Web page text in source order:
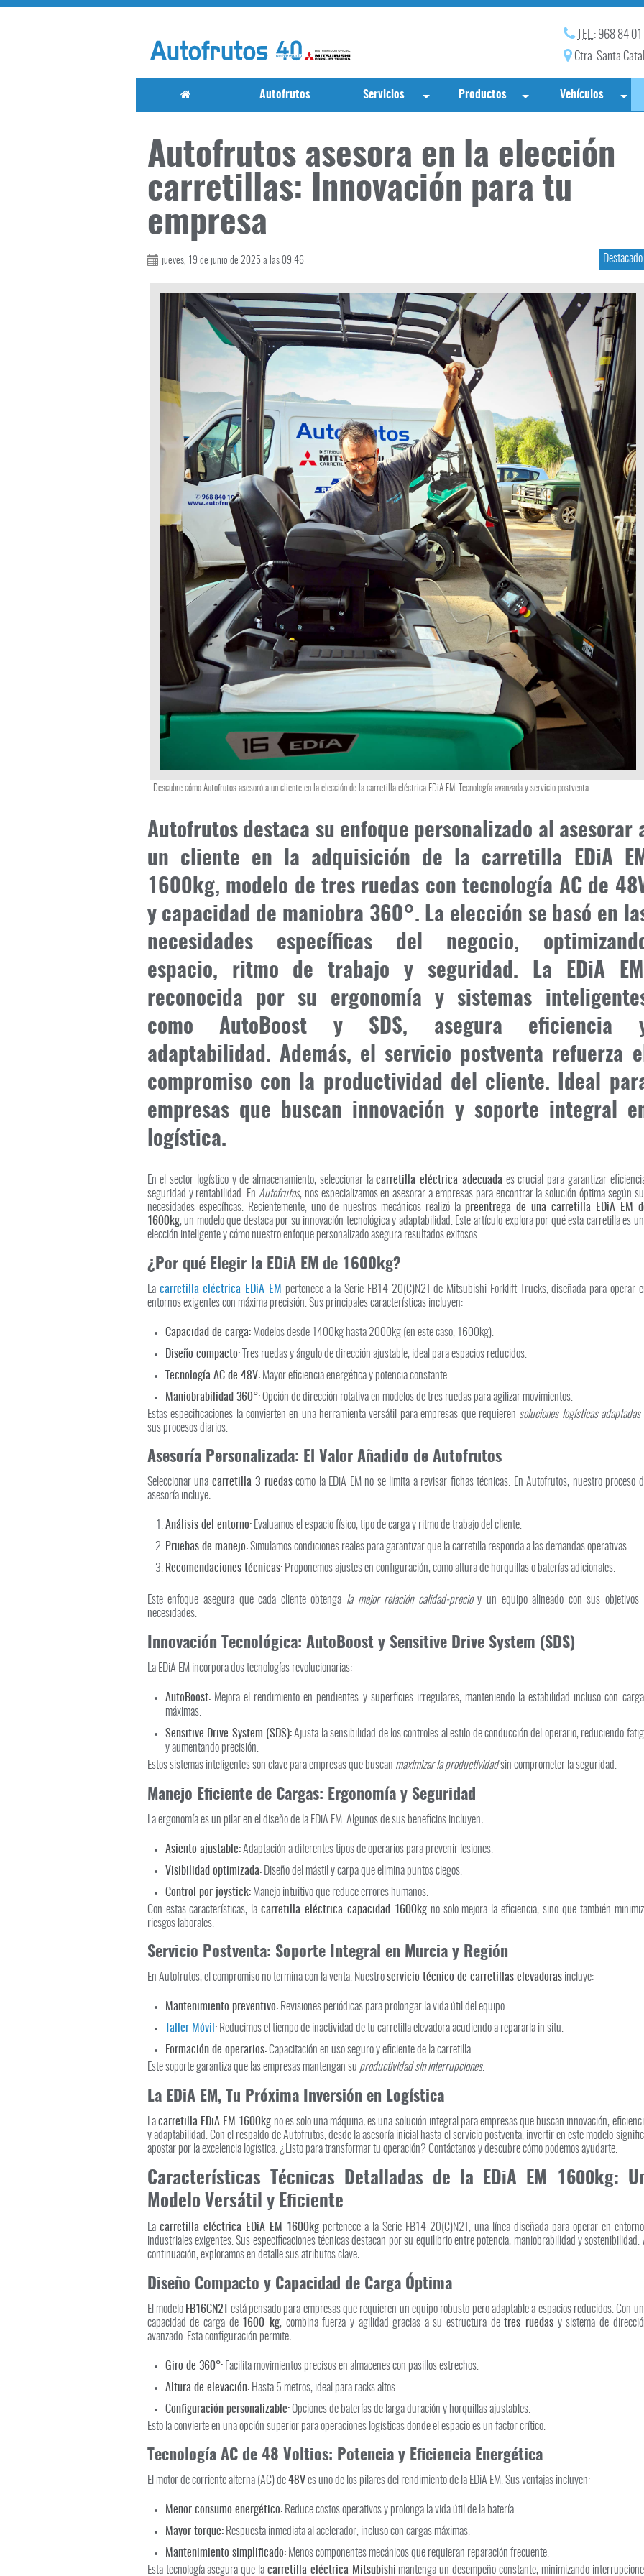
TEL. : 968 84 01
Ctra. Santa
Autofrutos Servicios Productos Vehículos
Autofrutos asesora en la elección
carretillas: Innovación para tu
empresa
Destacado
jueves, 19 de junio de 2025 a las 09:46
Descubre cómo Autofrutos asesoró a un cliente en la elección de la carretilla eléctrica EDiA EM. Tecnología avanzada y servicio postventa.
Autofrutos destaca su enfoque personalizado al asesorar
un cliente en la adquisición de la carretilla EDiA
1600kg, modelo de tres ruedas con tecnología AC de
y capacidad de maniobra 360°. La elección se basó en
necesidades específicas del negocio,
espacio, ritmo de trabajo y seguridad. La EDiA
reconocida por su ergonomía y sistemas
como AutoBoost y SDS, asegura eficiencia
adaptabilidad. Además, el servicio postventa refuerza el
compromiso con la productividad del cliente. Ideal
empresas que buscan innovación y soporte integral
logística.
En el sector logístico y de almacenamiento, seleccionar lacarretilla eléctrica adecuada es crucial para garantizar
seguridad y rentabilidad. En Autofrutos, nos especializamos en asesorar a empresas para encontrar la solución óptima según
necesidades específicas. Recientemente, uno de nuestros mecánicos realizó la preentrega de una carretilla EDiA EM
1600kg, un modelo que destaca por su innovación tecnológica y adaptabilidad. Este artículo explora por qué esta carretilla es
elección inteligente y cómo nuestro enfoque personalizado asegura resultados exitosos.
¿Por qué Elegir la EDiA EM de 1600kg?
La carretilla eléctrica EDiA EM pertenece a la Serie FB14-20(C)N2T de Mitsubishi Forklift Trucks, diseñada para operar
entornos exigentes con máxima precisión. Sus principales características incluyen:
Capacidad de carga:Modelos desde 1400kg hasta 2000kg (en este caso, 1600kg).
Diseño compacto:Tres ruedas y ángulo de dirección ajustable, ideal para espacios reducidos.
Tecnología AC de 48V:Mayor eficiencia energética y potencia constante.
Maniobrabilidad 360°:Opción de dirección rotativa en modelos de tres ruedas para agilizar movimientos.
Estas especificaciones la convierten en una herramienta versátil para empresas que requieren soluciones logísticas adaptadas
sus procesos diarios.
Asesoría Personalizada: El Valor Añadido de Autofrutos
Seleccionar una carretilla 3 ruedascomo la EDiA EM no se limita a revisar fichas técnicas. En Autofrutos, nuestro proceso
asesoría incluye:
Análisis del entorno:Evaluamos el espacio físico, tipo de carga y ritmo de trabajo del cliente.
Pruebas de manejo:Simulamos condiciones reales para garantizar que la carretilla responda a las demandas operativas.
Recomendaciones técnicas:Proponemos ajustes en configuración, como altura de horquillas o baterías adicionales.
Este enfoque asegura que cada cliente obtenga la mejor relación calidad-precioy un equipo alineado con sus objetivos
necesidades.
Innovación Tecnológica: AutoBoost y Sensitive Drive System (SDS)
La EDiA EM incorpora dos tecnologías revolucionarias:
AutoBoost:Mejora el rendimiento en pendientes y superficies irregulares, manteniendo la estabilidad incluso con
máximas.
Sensitive Drive System (SDS):Ajusta la sensibilidad de los controles al estilo de conducción del operario, reduciendo
y aumentando precisión.
Estos sistemas inteligentes son clave para empresas que buscan maximizar la productividadsin comprometer la seguridad.
Manejo Eficiente de Cargas: Ergonomía y Seguridad
La ergonomía es un pilar en el diseño de la EDiA EM. Algunos de sus beneficios incluyen:
Asiento ajustable:Adaptación a diferentes tipos de operarios para prevenir lesiones.
Visibilidad optimizada:Diseño del mástil y carpa que elimina puntos ciegos.
Control por joystick:Manejo intuitivo que reduce errores humanos.
Con estas características, lacarretilla eléctrica capacidad 1600kgno solo mejora la eficiencia, sino que también
riesgos laborales.
Servicio Postventa: Soporte Integral en Murcia y Región
En Autofrutos, el compromiso no termina con la venta. Nuestroservicio técnico de carretillas elevadorasincluye:
Mantenimiento preventivo:Revisiones periódicas para prolongar la vida útil del equipo.
Taller Móvil :Reducimos el tiempo de inactividad de tu carretilla elevadora acudiendo a repararla in situ.
Formación de operarios:Capacitación en uso seguro y eficiente de la carretilla.
Este soporte garantiza que las empresas mantengan su productividad sin interrupciones.
La EDiA EM, Tu Próxima Inversión en Logística
Lacarretilla EDiA EM 1600kg no es solo una máquina; es una solución integral para empresas que buscan innovación,
y adaptabilidad. Con el respaldo de Autofrutos, desde la asesoría inicial hasta el servicio postventa, invertir en este modelo
apostar por la excelencia logística. ¿Listo para transformar tu operación? Contáctanos y descubre cómo podemos ayudarte.
Características Técnicas Detalladas de la EDiA EM 1600kg:
Modelo Versátil y Eficiente
La carretilla eléctrica EDiA EM 1600kgpertenece a la Serie FB14-20(C)N2T, una línea diseñada para operar en
industriales exigentes. Sus especificaciones técnicas destacan por su equilibrio entre potencia, maniobrabilidad y sostenibilidad.
continuación, exploramos en detalle sus atributos clave:
Diseño Compacto y Capacidad de Carga Óptima
El modelo FB16CN2T
está pensado para empresas que requieren un equipo robusto pero adaptable a espacios reducidos. Con
capacidad de carga de 1600 kg, combina fuerza y agilidad gracias a su estructura detres ruedas y sistema de
avanzado. Esta configuración permite:
Giro de 360°:Facilita movimientos precisos en almacenes con pasillos estrechos.
Altura de elevación:Hasta 5 metros, ideal para racks altos.
Configuración personalizable:Opciones de baterías de larga duración y horquillas ajustables.
Esto la convierte en una opción superior para operaciones logísticas donde el espacio es un factor crítico.
Tecnología AC de 48 Voltios: Potencia y Eficiencia Energética
El motor de corriente alterna (AC) de48Ves uno de los pilares del rendimiento de la EDiA EM. Sus ventajas incluyen:
Menor consumo energético:Reduce costos operativos y prolonga la vida útil de la batería.
Mayor torque:Respuesta inmediata al acelerador, incluso con cargas máximas.
Mantenimiento simplificado:Menos componentes mecánicos que requieran reparación frecuente.
Esta tecnología asegura que la carretilla eléctrica Mitsubishi mantenga un desempeño constante, minimizando